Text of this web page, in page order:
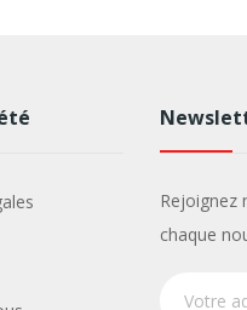
Rejoignez
chaque